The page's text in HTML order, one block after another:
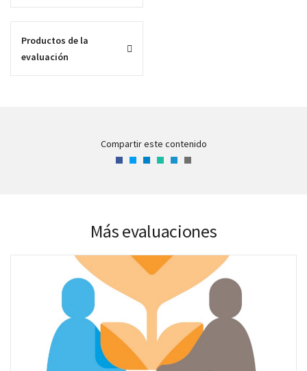
Productos de la
evaluación
Compartir este contenido
Facebook
Twitter
LinkedIn
WhatsApp
Telegram
Correo
Más evaluaciones